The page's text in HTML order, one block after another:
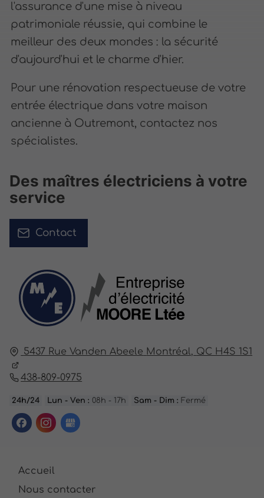
l'assurance d'une mise à niveau
patrimoniale réussie, qui combine le
meilleur des deux mondes : la sécurité
d'aujourd'hui et le charme d'hier.
Pour une rénovation respectueuse de votre
entrée électrique dans votre maison
ancienne à Outremont, contactez nos
spécialistes.
5437 Rue Vanden Abeele Montréal, QC H4S 1S1
438-809-0975
24h/24 Lun - Ven : 08h - 17h Sam - Dim : Fermé
Accueil
Nous contacter
Des maîtres électriciens à votre
service
Contact